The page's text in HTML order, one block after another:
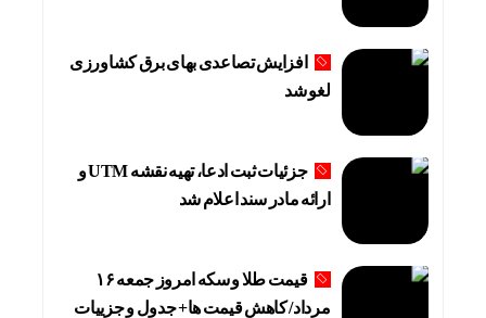
افزایش تصاعدی بهای برق کشاورزی
لغو شد
جزئیات ثبت ادعا، تهیه نقشه UTM و
ارائه مادر سند اعلام شد
قیمت طلا و سکه امروز جمعه ۱۶
مرداد/ کاهش قیمت ها+ جدول و جزییات